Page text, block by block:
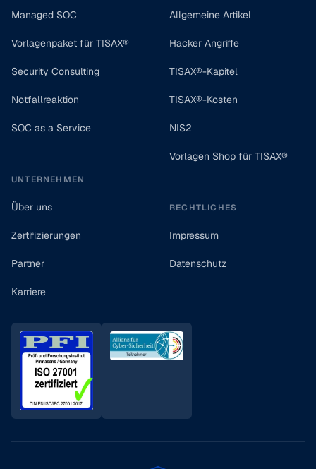
Managed SOC
Vorlagenpaket für TISAX®
Security Consulting
Notfallreaktion
SOC as a Service
UNTERNEHMEN
Über uns
Zertifizierungen
Partner
Karriere
Allgemeine Artikel
Hacker Angriffe
TISAX®-Kapitel
TISAX®-Kosten
NIS2
Vorlagen Shop für TISAX®
RECHTLICHES
Impressum
Datenschutz